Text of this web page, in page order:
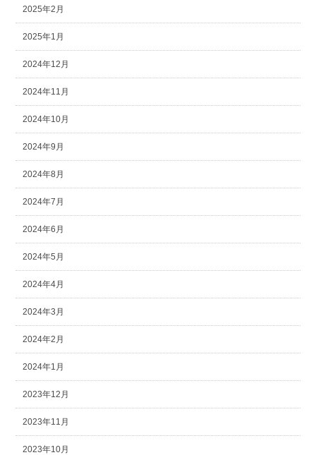
2025年2月
2025年1月
2024年12月
2024年11月
2024年10月
2024年9月
2024年8月
2024年7月
2024年6月
2024年5月
2024年4月
2024年3月
2024年2月
2024年1月
2023年12月
2023年11月
2023年10月